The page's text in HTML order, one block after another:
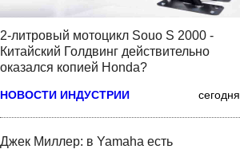
2-литровый мотоцикл Souo S 2000 -
Китайский Голдвинг действительно
оказался копией Honda?
НОВОСТИ ИНДУСТРИИ сегодня
Джек Миллер: в Yamaha есть